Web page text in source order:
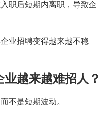
职后短期内离职，导致企
业招聘变得越来越不稳
越来越难招人？
不是短期波动。